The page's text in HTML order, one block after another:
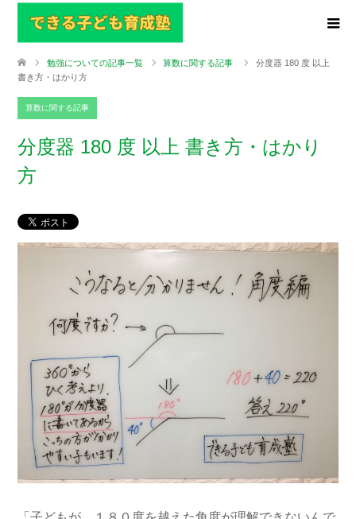
勉強についての記事一覧 算数に関する記事
分度器 180 度 以上
書き方・はかり方
算数に関する記事
分度器 180 度 以上 書き方・はかり
方